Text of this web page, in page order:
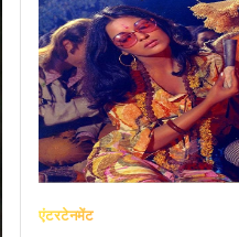
एंटरटेनमेंट